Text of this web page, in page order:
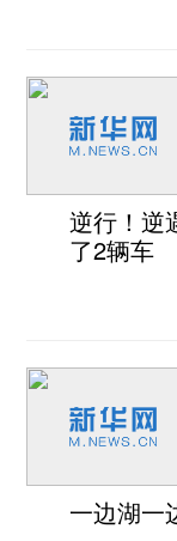
逆行！逆
了2辆车
一边湖一